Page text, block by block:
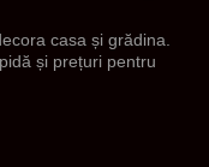
casa și grădina.
și prețuri pentru